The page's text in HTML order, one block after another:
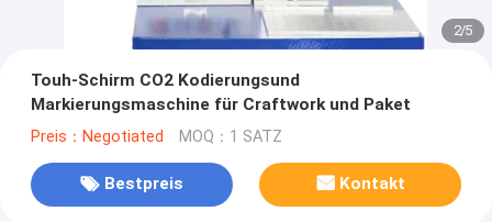
2/5
Touh-Schirm CO2 Kodierungsund
Markierungsmaschine für Craftwork und Paket
Preis：Negotiated MOQ：1 SATZ
Bestpreis Kontakt